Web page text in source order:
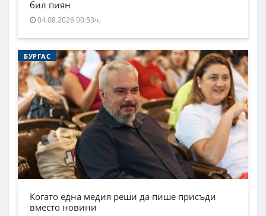
бил пиян
04.08.2026 00:53ч.
БУРГАС
Когато една медия реши да пише присъди
вместо новини